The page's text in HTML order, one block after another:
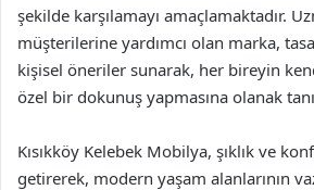
şekilde karşılamayı amaçlamaktadır.
müşterilerine yardımcı olan marka,
kişisel öneriler sunarak, her bireyin
özel bir dokunuş yapmasına olanak
Kısıkköy Kelebek Mobilya, şıklık ve
getirerek, modern yaşam alanlarının